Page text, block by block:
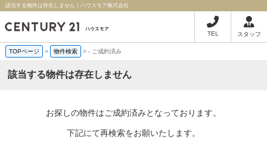
該当する物件は存在しません｜ハウスモア株式会社
TEL スタッフ
TOPページ > 物件検索 >- ご成約済み
該当する物件は存在しません
お探しの物件はご成約済みとなっております。
下記にて再検索をお願いたします。